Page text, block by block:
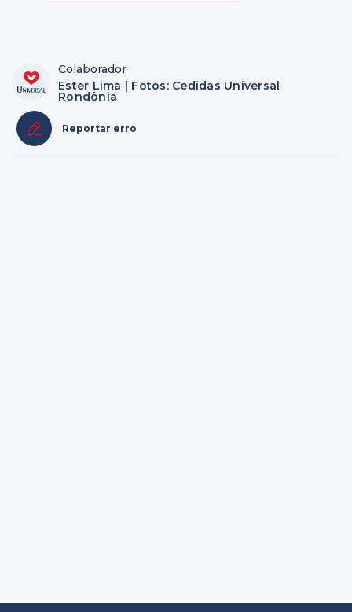
Colaborador
Ester Lima | Fotos: Cedidas Universal
Rondônia
Reportar erro